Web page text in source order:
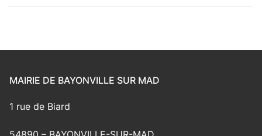
MAIRIE DE BAYONVILLE SUR MAD
1 rue de Biard